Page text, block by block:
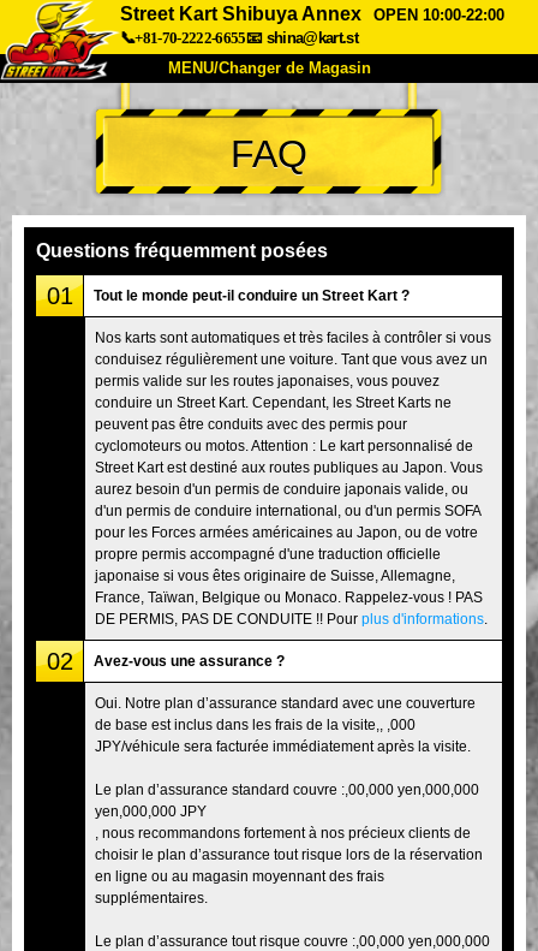
Street Kart Shibuya Annex
OPEN 10:00-22:00
📞+81-70-2222-6655📧 shina@kart.st
MENU/Changer de Magasin
ACCUEIL
À Propos Caractéristiques Tarifs
Entreprise Réservation
Tokyo Shinagawa Tokyo Akihabara#1
Tokyo Akihabara#2 Tokyo Shibuya
Tokyo Shibuya Annexe Baie de Tokyo
Tokyo Asakusa Osaka
Okinawa
FAQ
Questions fréquemment posées
01 Tout le monde peut-il conduire un Street Kart ?
Nos karts sont automatiques et très faciles à contrôler si vous
conduisez régulièrement une voiture. Tant que vous avez un
permis valide sur les routes japonaises, vous pouvez
conduire un Street Kart. Cependant, les Street Karts ne
peuvent pas être conduits avec des permis pour
cyclomoteurs ou motos. Attention : Le kart personnalisé de
Street Kart est destiné aux routes publiques au Japon. Vous
aurez besoin d'un permis de conduire japonais valide, ou
d'un permis de conduire international, ou d'un permis SOFA
pour les Forces armées américaines au Japon, ou de votre
propre permis accompagné d'une traduction officielle
japonaise si vous êtes originaire de Suisse, Allemagne,
France, Taïwan, Belgique ou Monaco. Rappelez-vous ! PAS
DE PERMIS, PAS DE CONDUITE !! Pour plus d'informations
02 Avez-vous une assurance ?
Oui. Notre plan d’assurance standard avec une couverture
de base est inclus dans les frais de la visite,, ,000
JPY/véhicule sera facturée immédiatement après la visite.
Le plan d’assurance standard couvre :,00,000 yen,000,000
yen,000,000 JPY
, nous recommandons fortement à nos précieux clients de
choisir le plan d’assurance tout risque lors de la réservation
en ligne ou au magasin moyennant des frais
supplémentaires.
Le plan d’assurance tout risque couvre :,00,000 yen,000,000